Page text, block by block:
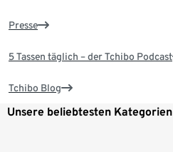
Presse
5 Tassen täglich – der Tchibo Podcast
Tchibo Blog
Unsere beliebtesten Kategorien